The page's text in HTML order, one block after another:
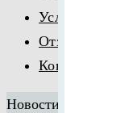
Услуги и цены
Отзывы
Контакты
Новости